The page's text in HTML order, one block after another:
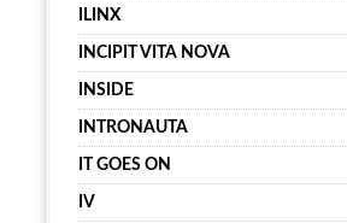
ILINX
INCIPIT VITA NOVA
INSIDE
INTRONAUTA
IT GOES ON
IV